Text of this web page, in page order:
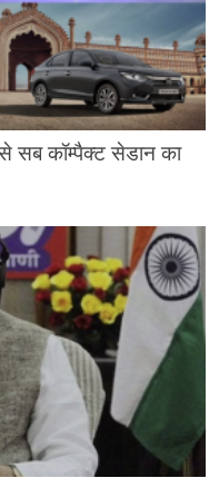
सब कॉम्पैक्ट सेडान का